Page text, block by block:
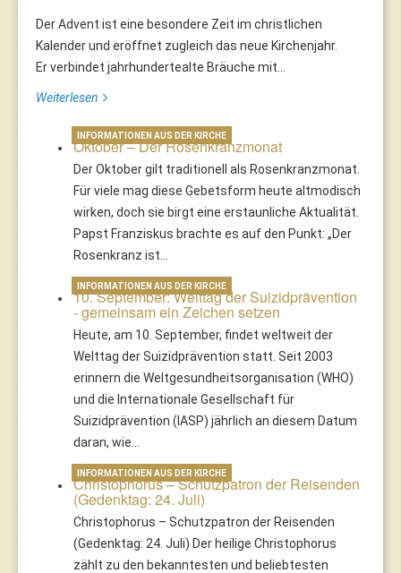
Der Advent ist eine besondere Zeit im christlichen
Kalender und eröffnet zugleich das neue Kirchenjahr.
Er verbindet jahrhundertealte Bräuche mit...
Weiterlesen
Oktober – Der Rosenkranzmonat
Der Oktober gilt traditionell als Rosenkranzmonat.
Für viele mag diese Gebetsform heute altmodisch
wirken, doch sie birgt eine erstaunliche Aktualität.
Papst Franziskus brachte es auf den Punkt: „Der
Rosenkranz ist…
INFORMATIONEN AUS DER KIRCHE
10. September: Welttag der Suizidprävention
- gemeinsam ein Zeichen setzen
Heute, am 10. September, findet weltweit der
Welttag der Suizidprävention statt. Seit 2003
erinnern die Weltgesundheitsorganisation (WHO)
und die Internationale Gesellschaft für
Suizidprävention (IASP) jährlich an diesem Datum
daran, wie…
INFORMATIONEN AUS DER KIRCHE
Christophorus – Schutzpatron der Reisenden
(Gedenktag: 24. Juli)
Christophorus – Schutzpatron der Reisenden
(Gedenktag: 24. Juli) Der heilige Christophorus
zählt zu den bekanntesten und beliebtesten
INFORMATIONEN AUS DER KIRCHE